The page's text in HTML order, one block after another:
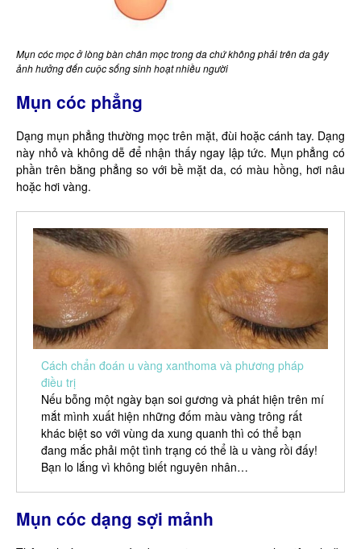
Mụn cóc mọc ở lòng bàn chân mọc trong da chứ không phải trên da gây
ảnh hưởng đến cuộc sống sinh hoạt nhiều người
Mụn cóc phẳng
Dạng mụn phẳng thường mọc trên mặt, đùi hoặc cánh tay. Dạng
này nhỏ và không dễ để nhận thấy ngay lập tức. Mụn phẳng có
phần trên bằng phẳng so với bề mặt da, có màu hồng, hơi nâu
hoặc hơi vàng.
Cách chẩn đoán u vàng xanthoma và phương pháp
điều trị
Nếu bỗng một ngày bạn soi gương và phát hiện trên mí
mắt mình xuất hiện những đốm màu vàng trông rất
khác biệt so với vùng da xung quanh thì có thể bạn
đang mắc phải một tình trạng có thể là u vàng rồi đấy!
Bạn lo lắng vì không biết nguyên nhân…
Mụn cóc dạng sợi mảnh